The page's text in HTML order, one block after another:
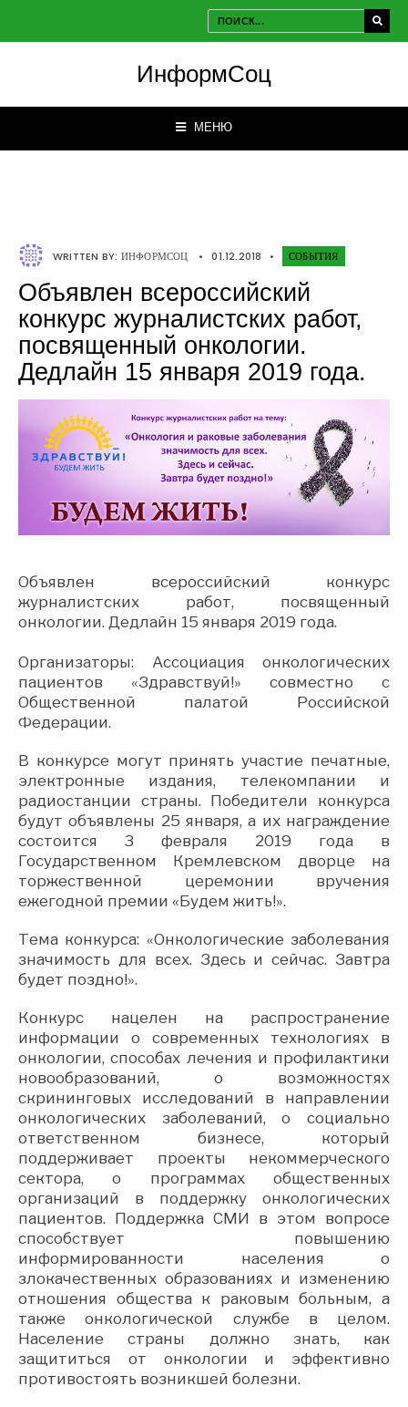
ИнформСоц
МЕНЮ
WRITTEN BY: ИНФОРМСОЦ • 01.12.2018 • СОБЫТИЯ
Объявлен всероссийский
конкурс журналистских работ,
посвященный онкологии.
Дедлайн 15 января 2019 года.
Объявлен всероссийский конкурс
журналистских работ, посвященный
онкологии. Дедлайн 15 января 2019 года.
Организаторы: Ассоциация онкологических
пациентов «Здравствуй!» совместно с
Общественной палатой Российской
Федерации.
В конкурсе могут принять участие печатные,
электронные издания, телекомпании и
радиостанции страны. Победители конкурса
будут объявлены 25 января, а их награждение
состоится 3 февраля 2019 года в
Государственном Кремлевском дворце на
торжественной церемонии вручения
ежегодной премии «Будем жить!».
Тема конкурса: «Онкологические заболевания
значимость для всех. Здесь и сейчас. Завтра
будет поздно!».
Конкурс нацелен на распространение
информации о современных технологиях в
онкологии, способах лечения и профилактики
новообразований, о возможностях
скрининговых исследований в направлении
онкологических заболеваний, о социально
ответственном бизнесе, который
поддерживает проекты некоммерческого
сектора, о программах общественных
организаций в поддержку онкологических
пациентов. Поддержка СМИ в этом вопросе
способствует повышению
информированности населения о
злокачественных образованиях и изменению
отношения общества к раковым больным, а
также онкологической службе в целом.
Население страны должно знать, как
защититься от онкологии и эффективно
противостоять возникшей болезни.